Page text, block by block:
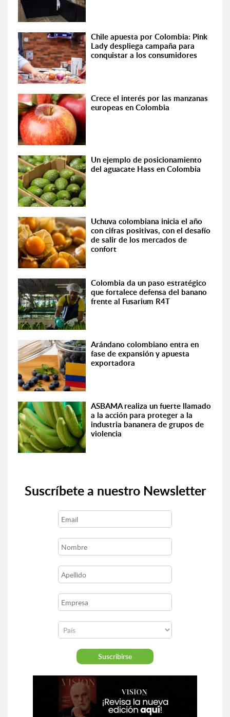
Chile apuesta por Colombia: Pink
Lady despliega campaña para
conquistar a los consumidores
Crece el interés por las manzanas
europeas en Colombia
Un ejemplo de posicionamiento
del aguacate Hass en Colombia
Uchuva colombiana inicia el año
con cifras positivas, con el desafío
de salir de los mercados de
confort
Colombia da un paso estratégico
que fortalece defensa del banano
frente al Fusarium R4T
Arándano colombiano entra en
fase de expansión y apuesta
exportadora
ASBAMA realiza un fuerte llamado
a la acción para proteger a la
industria bananera de grupos de
violencia
Suscríbete a nuestro Newsletter